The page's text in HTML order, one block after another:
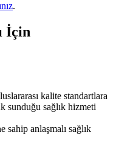
.
İçin
kalite standartlara
sunduğu sağlık hizmeti
sahip anlaşmalı sağlık